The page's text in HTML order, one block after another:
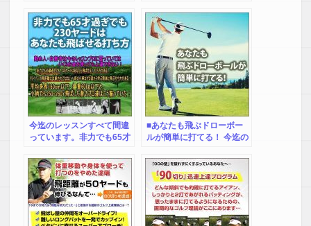
今迄のレッスンすべて間違
っています。非力でも65才
なたも飛ばせる打ち方。勤
め人や小柄な人はレッスン
プロに習っていてはいくら
金を使っても上達できな
い。非力でも65才過ぎで
も、230ヤードの打ち方！
■あなたも飛ぶドローボー
ルが簡単に打てる！ 今迄の
ます！レッスンプロに習っ
ていてはいくら金を使って
も上達できない！飛距離の
20%増すこのドローボール
を打てることで、230Yは完
成です。